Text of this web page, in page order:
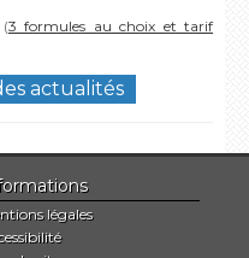
(3 formules au choix et tarif
actualités
légales